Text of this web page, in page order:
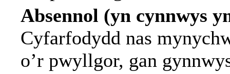
Absennol (yn cynnwys
Cyfarfodydd nas
o’r pwyllgor, gan